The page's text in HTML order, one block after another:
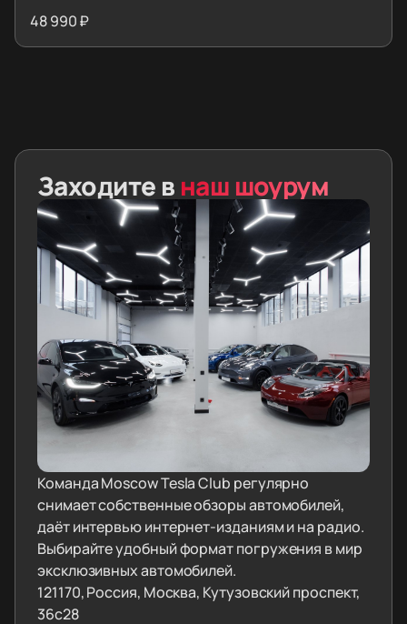
48 990 ₽
Заходите в наш шоурум
Команда Moscow Tesla Club регулярно
снимает собственные обзоры автомобилей,
даёт интервью интернет-изданиям и на радио.
Выбирайте удобный формат погружения в мир
эксклюзивных автомобилей.
121170, Россия, Москва, Кутузовский проспект,
36с28